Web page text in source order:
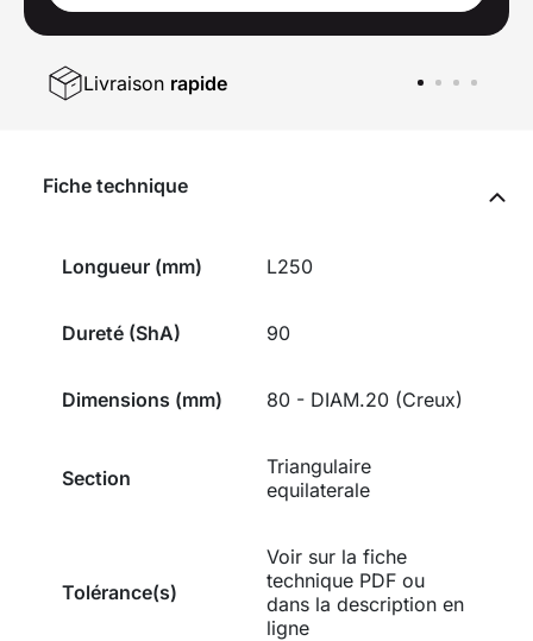
Livraison rapide
Fiche technique
Longueur (mm) L250
Dureté (ShA) 90
Dimensions (mm) 80 - DIAM.20 (Creux)
Section
Triangulaire
equilaterale
Tolérance(s)
Voir sur la fiche
technique PDF ou
dans la description en
ligne